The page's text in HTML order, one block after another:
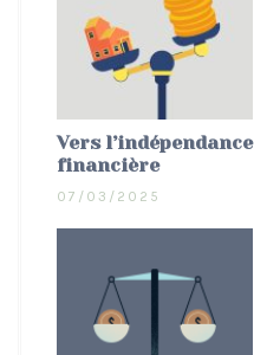
Vers l’indépendance
financière
07/03/2025